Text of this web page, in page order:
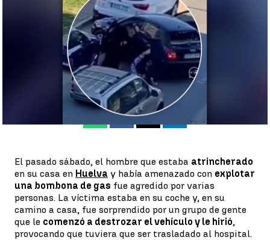
Álvaro Perreau
31 de enero de 2023, 18:22
Linkedin
El pasado sábado, el hombre que estaba atrincherado
en su casa en Huelva y había amenazado con explotar
una bombona de gas fue agredido por varias
personas. La víctima estaba en su coche y, en su
camino a casa, fue sorprendido por un grupo de gente
que le comenzó a destrozar el vehículo y le hirió,
provocando que tuviera que ser trasladado al hospital.